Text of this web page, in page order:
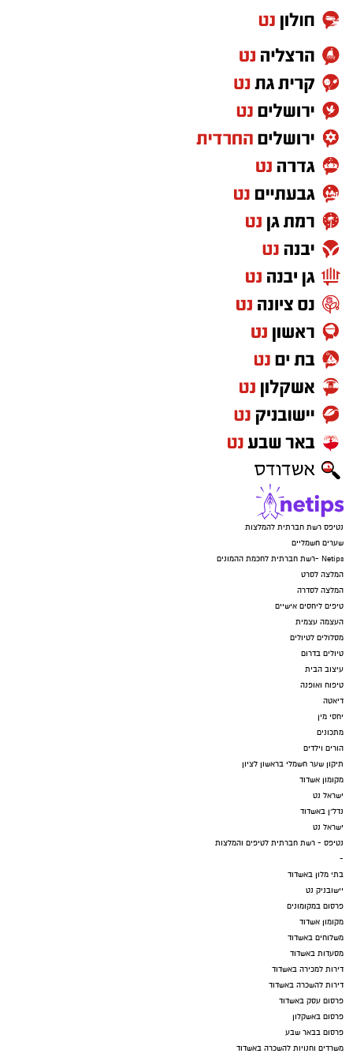
מועדי הסיורים:
וילדים
וילדים
(גילאי 16+)
וילדים
לפרטים נוספים
והרשמה:
יש לכם מידע חשוב שטרם נחשף? צילומים מאירוע
חדשותי? מצאתם טעות בכתבה? נשמח שתשתפו
אותנו
נטיפס רשת חברתית להמלצות
שערים חשמליים
Netips -רשת חברתית לחכמת ההמונים
המלצה לסרט
המלצה לסדרה
טיפים ליחסים אישיים
העצמה עצמית
מסלולים לטיולים
טיולים בדרום
עיצוב הבית
טיפוח ואופנה
דיאטה
יחסי מין
מתכונים
הורים וילדים
תיקון שער חשמלי בראשון לציון
מקומון אשדוד
ישראל נט
נדל"ן באשדוד
ישראל נט
נטיפס - רשת חברתית לטיפים והמלצות
-
בתי מלון באשדוד
יישובניק נט
פרסום במקומונים
מקומון אשדוד
משלוחים באשדוד
מסעדות באשדוד
דירות למכירה באשדוד
דירות להשכרה באשדוד
פרסום עסק באשדוד
פרסום באשקלון
פרסום בבאר שבע
משרדים וחנויות להשכרה באשדוד